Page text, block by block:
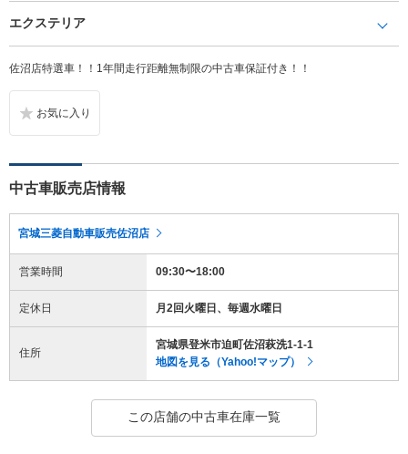
エクステリア
佐沼店特選車！！1年間走行距離無制限の中古車保証付き！！
中古車販売店情報
宮城三菱自動車販売佐沼店
営業時間 09:30〜18:00
定休日 月2回火曜日、毎週水曜日
住所
宮城県登米市迫町佐沼萩洗1‐1‐1
地図を見る（Yahoo!マップ）
この店舗の中古車在庫一覧